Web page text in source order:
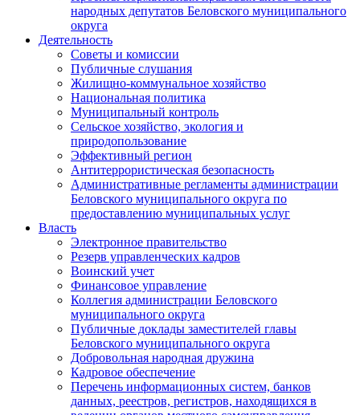
народных депутатов Беловского муниципального
округа
Деятельность
Советы и комиссии
Публичные слушания
Жилищно-коммунальное хозяйство
Национальная политика
Муниципальный контроль
Сельское хозяйство, экология и
природопользование
Эффективный регион
Антитеррористическая безопасность
Административные регламенты администрации
Беловского муниципального округа по
предоставлению муниципальных услуг
Власть
Электронное правительство
Резерв управленческих кадров
Воинский учет
Финансовое управление
Коллегия администрации Беловского
муниципального округа
Публичные доклады заместителей главы
Беловского муниципального округа
Добровольная народная дружина
Кадровое обеспечение
Перечень информационных систем, банков
данных, реестров, регистров, находящихся в